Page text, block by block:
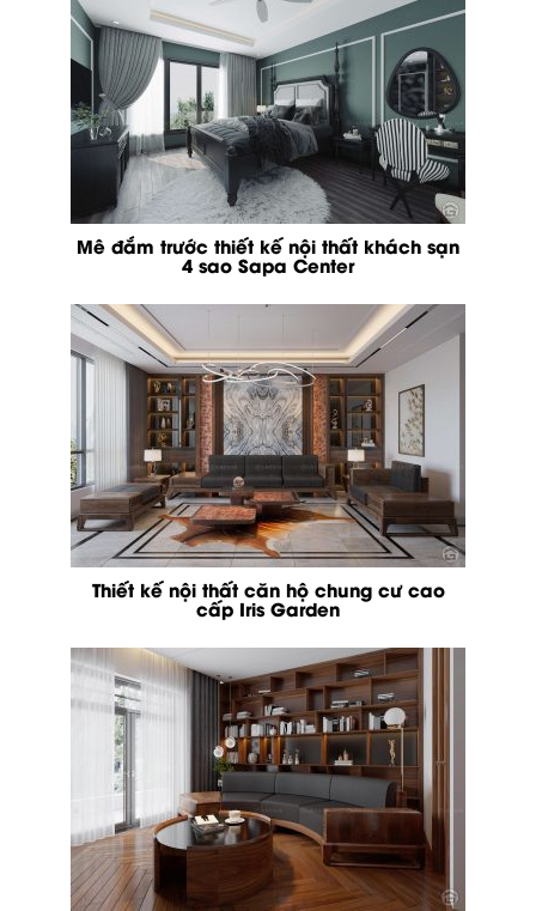
Mê đắm trước thiết kế nội thất khách sạn
4 sao Sapa Center
Thiết kế nội thất căn hộ chung cư cao
cấp Iris Garden